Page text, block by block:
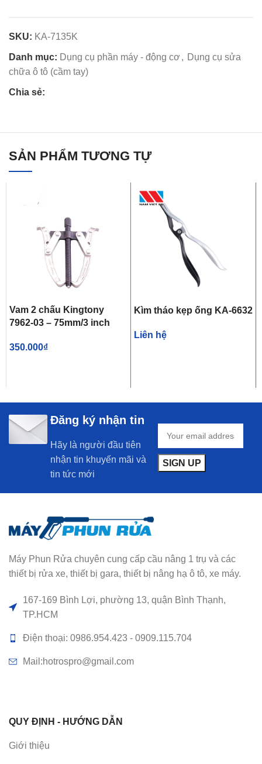
SKU: KA-7135K
Danh mục: Dụng cụ phần máy - động cơ , Dụng cụ sửa
chữa ô tô (cầm tay)
Chia sẻ:
SẢN PHẨM TƯƠNG TỰ
Vam 2 chấu Kingtony
7962-03 – 75mm/3 inch
350.000₫
Kìm tháo kẹp ống KA-6632
Liên hệ
Đăng ký nhận tin
Hãy là người đầu tiên
nhận tin khuyến mãi và
tin tức mới
Máy Phun Rửa chuyên cung cấp cầu nâng 1 trụ và các
thiết bị rửa xe, thiết bị gara, thiết bị nâng hạ ô tô, xe máy.
167-169 Bình Lợi, phường 13, quận Bình Thạnh,
TP.HCM
Điện thoại: 0986.954.423 - 0909.115.704
Mail:hotrospro@gmail.com
QUY ĐỊNH - HƯỚNG DẪN
Giới thiệu